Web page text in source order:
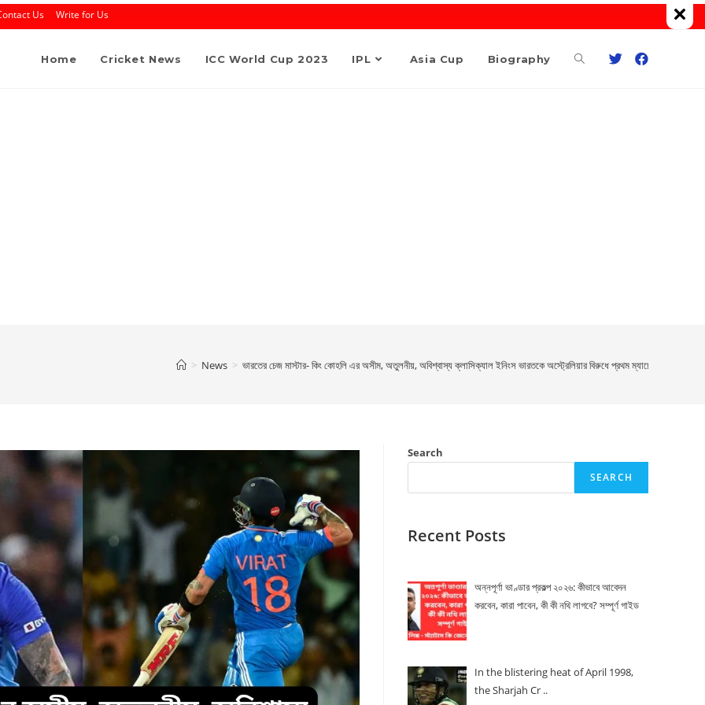
Us Write for Us
Home Cricket News ICC World Cup 2023 IPL Asia Cup Biography Toggle
> News > ভারতের চেজ মাস্টার- কিং কোহলি এর অসীম, অতুলনীয়, অবিশ্বাস্য ক্লাসিক্যাল ইনিংস ভারতকে অস্ট্রেলিয়ার বিরুধে প্রথম ম্যাচে স্মরণীয় জয়
Search
SEARCH
Recent Posts
অন্নপূর্ণা ভাণ্ডার প্রকল্প ২০২৬: কীভাবে আবেদন
করবেন, কারা পাবেন, কী কী নথি লাগবে? সম্পূর্ণ গাইড
In the blistering heat of April 1998,
the Sharjah Cr ..